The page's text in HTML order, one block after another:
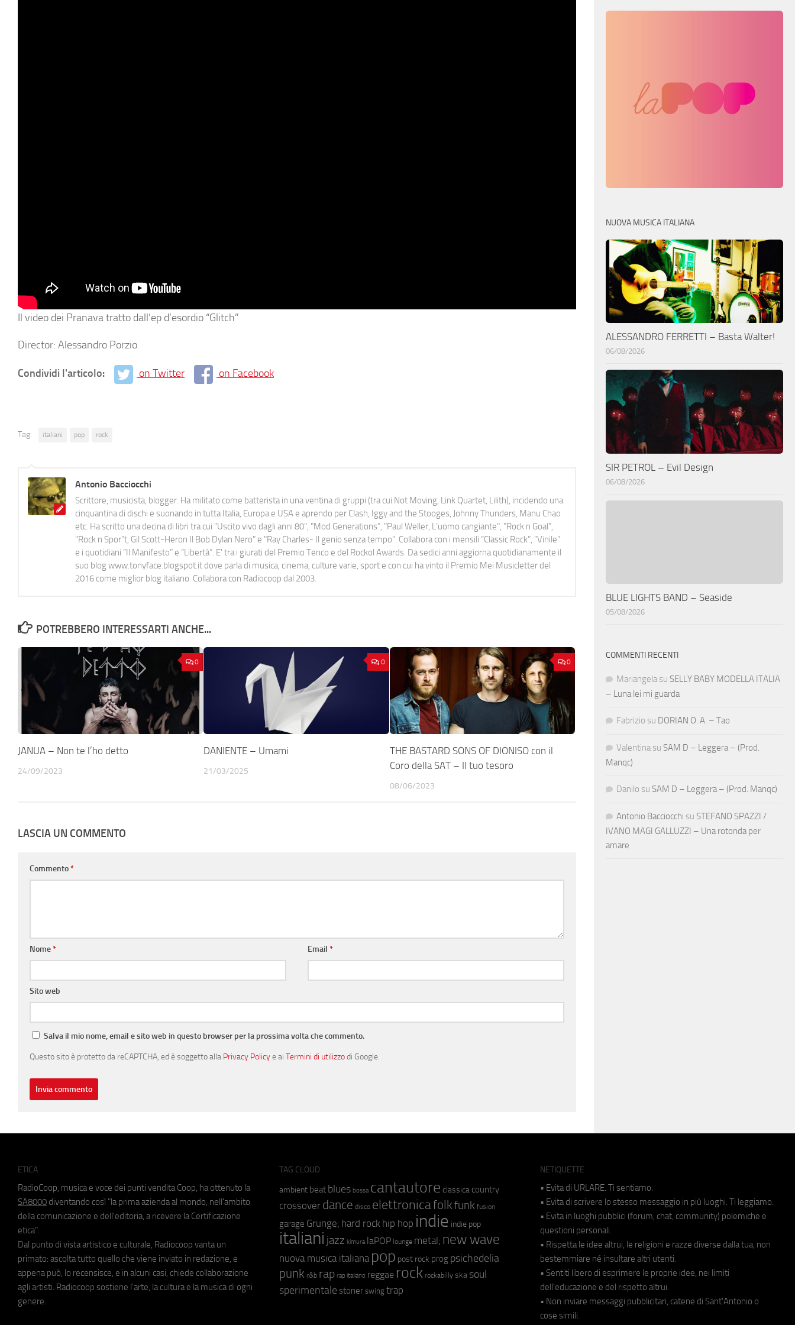
Il video dei Pranava tratto dall’ep d’esordio “Glitch”
Director: Alessandro Porzio
Condividi l'articolo: on Twitter on Facebook
Tag: italiani pop rock
Antonio Bacciocchi
Scrittore, musicista, blogger. Ha militato come batterista in una ventina di gruppi (tra cui Not Moving, Link Quartet, Lilith), incidendo una
cinquantina di dischi e suonando in tutta Italia, Europa e USA e aprendo per Clash, Iggy and the Stooges, Johnny Thunders, Manu Chao
etc. Ha scritto una decina di libri tra cui "Uscito vivo dagli anni 80", "Mod Generations", "Paul Weller, L’uomo cangiante", "Rock n Goal",
"Rock n Spor"t, Gil Scott-Heron Il Bob Dylan Nero" e "Ray Charles- Il genio senza tempo". Collabora con i mensili “Classic Rock”, "Vinile"
e i quotidiani “Il Manifesto” e “Libertà”. E' tra i giurati del Premio Tenco e del Rockol Awards. Da sedici anni aggiorna quotidianamente il
suo blog www.tonyface.blogspot.it dove parla di musica, cinema, culture varie, sport e con cui ha vinto il Premio Mei Musicletter del
2016 come miglior blog italiano. Collabora con Radiocoop dal 2003.
POTREBBERO INTERESSARTI ANCHE...
0
JANUA – Non te l’ho detto
24/09/2023
0
DANIENTE – Umami
21/03/2025
0
THE BASTARD SONS OF DIONISO con il
Coro della SAT – Il tuo tesoro
08/06/2023
LASCIA UN COMMENTO
Commento*
Nome* Email*
Sito web
Salva il mio nome, email e sito web in questo browser per la prossima volta che commento.
Questo sito è protetto da reCAPTCHA, ed è soggetto alla Privacy Policye ai Termini di utilizzodi Google.
NUOVA MUSICA ITALIANA
ALESSANDRO FERRETTI – Basta Walter!
06/08/2026
SIR PETROL – Evil Design
06/08/2026
BLUE LIGHTS BAND – Seaside
05/08/2026
COMMENTI RECENTI
Mariangela su SELLY BABY MODELLA ITALIA
– Luna lei mi guarda
Fabrizio su DORIAN O. A. – Tao
Valentina su SAM D – Leggera – (Prod.
Manqc)
Danilo su SAM D – Leggera – (Prod. Manqc)
Antonio Bacciocchi su STEFANO SPAZZI /
IVANO MAGI GALLUZZI – Una rotonda per
amare
ETICA
RadioCoop, musica e voce dei punti vendita Coop, ha ottenuto la
SA8000 diventando così "la prima azienda al mondo, nell'ambito
della comunicazione e dell'editoria, a ricevere la Certificazione
etica".
Dal punto di vista artistico e culturale, Radiocoop vanta un
primato: ascolta tutto quello che viene inviato in redazione, e
appena può, lo recensisce, e in alcuni casi, chiede collaborazione
agli artisti. Radiocoop sostiene l'arte, la cultura e la musica di ogni
genere.
TAG CLOUD
ambient beat blues bossa cantautore classica country
crossover dance disco elettronicafolkfunk fusion
garage Grunge; hard rock hip hop indie indie pop
italiani jazz kimura laPOP lounge metal; new wave
nuova musica italiana pop post rock prog psichedelia
punk r&b rap rap italiano reggae rock rockabilly ska soul
sperimentale stoner swing trap
NETIQUETTE
• Evita di URLARE. Ti sentiamo.
• Evita di scrivere lo stesso messaggio in più luoghi. Ti leggiamo.
• Evita in luoghi pubblici (forum, chat, community) polemiche e
questioni personali.
• Rispetta le idee altrui, le religioni e razze diverse dalla tua, non
bestemmiare né insultare altri utenti.
• Sentiti libero di esprimere le proprie idee, nei limiti
dell'educazione e del rispetto altrui.
• Non inviare messaggi pubblicitari, catene di Sant'Antonio o
cose simili.